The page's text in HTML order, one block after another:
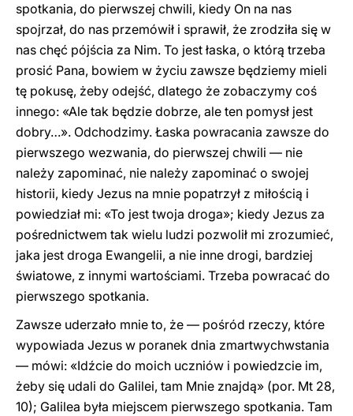
spotkania, do pierwszej chwili, kiedy On na nas
spojrzał, do nas przemówił i sprawił, że zrodziła się w
nas chęć pójścia za Nim. To jest łaska, o którą trzeba
prosić Pana, bowiem w życiu zawsze będziemy mieli
tę pokusę, żeby odejść, dlatego że zobaczymy coś
innego: «Ale tak będzie dobrze, ale ten pomysł jest
dobry…». Odchodzimy. Łaska powracania zawsze do
pierwszego wezwania, do pierwszej chwili — nie
należy zapominać, nie należy zapominać o swojej
historii, kiedy Jezus na mnie popatrzył z miłością i
powiedział mi: «To jest twoja droga»; kiedy Jezus za
pośrednictwem tak wielu ludzi pozwolił mi zrozumieć,
jaka jest droga Ewangelii, a nie inne drogi, bardziej
światowe, z innymi wartościami. Trzeba powracać do
pierwszego spotkania.
Zawsze uderzało mnie to, że — pośród rzeczy, które
wypowiada Jezus w poranek dnia zmartwychwstania
— mówi: «Idźcie do moich uczniów i powiedzcie im,
żeby się udali do Galilei, tam Mnie znajdą» (por. Mt 28,
10); Galilea była miejscem pierwszego spotkania. Tam